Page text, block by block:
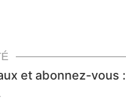
et abonnez-vous :